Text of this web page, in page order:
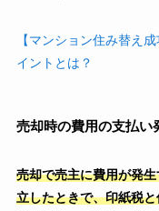
【マンション住み替え
イントとは？
売却時の費用の支払い
売却で売主に費用が発
立したときで、印紙税